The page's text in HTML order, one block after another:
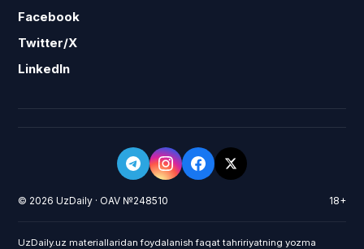
Facebook
Twitter/X
LinkedIn
© 2026 UzDaily · OAV №248510 18+
UzDaily.uz materiallaridan foydalanish faqat tahririyatning yozma